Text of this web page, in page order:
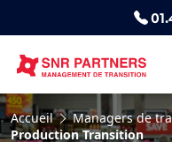
Accueil Managers de
Production Transition